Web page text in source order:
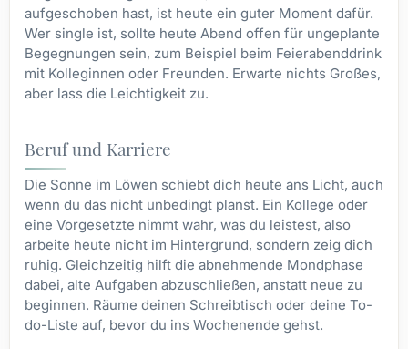
aufgeschoben hast, ist heute ein guter Moment dafür.
Wer single ist, sollte heute Abend offen für ungeplante
Begegnungen sein, zum Beispiel beim Feierabenddrink
mit Kolleginnen oder Freunden. Erwarte nichts Großes,
aber lass die Leichtigkeit zu.
Beruf und Karriere
Die Sonne im Löwen schiebt dich heute ans Licht, auch
wenn du das nicht unbedingt planst. Ein Kollege oder
eine Vorgesetzte nimmt wahr, was du leistest, also
arbeite heute nicht im Hintergrund, sondern zeig dich
ruhig. Gleichzeitig hilft die abnehmende Mondphase
dabei, alte Aufgaben abzuschließen, anstatt neue zu
beginnen. Räume deinen Schreibtisch oder deine To-
do-Liste auf, bevor du ins Wochenende gehst.